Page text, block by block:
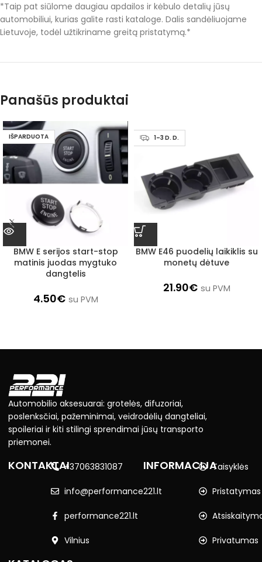
*Taip pat siūlome daugiau apdailos ir kėbulo detalių jūsų
automobiliui, kurias galite rasti kataloge. Dalis sandėliuojame
Lietuvoje, todėl užtikriname greitą pristatymą.*
Panašūs produktai
IŠPARDUOTA
BMW E serijos start-stop
matinis juodas mygtuko
dangtelis
4.50€ su PVM
1–3 D. D.
BMW E46 puodelių laikiklis su
monetų dėtuve
21.90€ su PVM
Automobilio aksesuarai: grotelės, difuzoriai,
poslenksčiai, pažeminimai, veidrodėlių dangteliai,
spoileriai ir kiti stilingi sprendimai jūsų transporto
priemonei.
KONTAKTAI+37063831087
info@performance221.lt
performance221.lt
Vilnius
INFORMACIJATaisyklės
Pristatymas
Privatumas